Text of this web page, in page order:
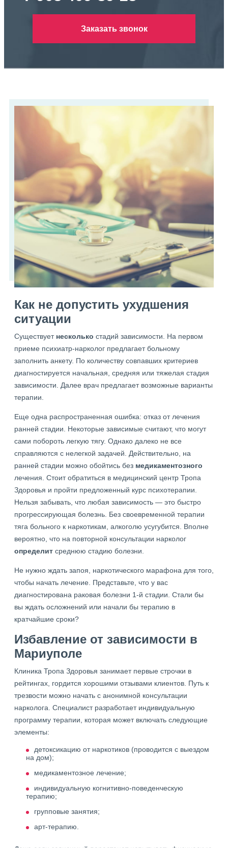
Заказать звонок
Как не допустить ухудшения
ситуации
Существует несколько стадий зависимости. На первом
приеме психиатр-нарколог предлагает больному
заполнить анкету. По количеству совпавших критериев
диагностируется начальная, средняя или тяжелая стадия
зависимости. Далее врач предлагает возможные варианты
терапии.
Еще одна распространенная ошибка: отказ от лечения
ранней стадии. Некоторые зависимые считают, что могут
сами побороть легкую тягу. Однако далеко не все
справляются с нелегкой задачей. Действительно, на
ранней стадии можно обойтись без медикаментозного
лечения. Стоит обратиться в медицинский центр Тропа
Здоровья и пройти предложенный курс психотерапии.
Нельзя забывать, что любая зависимость — это быстро
прогрессирующая болезнь. Без своевременной терапии
тяга больного к наркотикам, алкоголю усугубится. Вполне
вероятно, что на повторной консультации нарколог
определит среднюю стадию болезни.
Не нужно ждать запоя, наркотического марафона для того,
чтобы начать лечение. Представьте, что у вас
диагностирована раковая болезни 1-й стадии. Стали бы
вы ждать осложнений или начали бы терапию в
кратчайшие сроки?
Избавление от зависимости в
Мариуполе
Клиника Тропа Здоровья занимает первые строчки в
рейтингах, гордится хорошими отзывами клиентов. Путь к
трезвости можно начать с анонимной консультации
нарколога. Специалист разработает индивидуальную
программу терапии, которая может включать следующие
элементы:
детоксикацию от наркотиков (проводится с выездом
на дом);
медикаментозное лечение;
индивидуальную когнитивно-поведенческую
терапию;
групповые занятия;
арт-терапию.